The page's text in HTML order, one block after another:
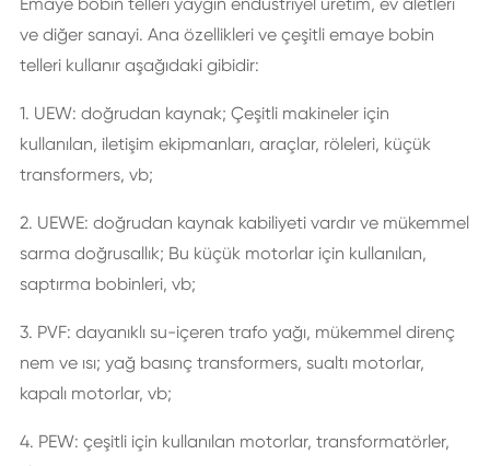
ve diğer sanayi. Ana özellikleri ve çeşitli emaye bobin
telleri kullanır aşağıdaki gibidir:
1. UEW: doğrudan kaynak; Çeşitli makineler için
kullanılan, iletişim ekipmanları, araçlar, röleleri, küçük
transformers, vb;
2. UEWE: doğrudan kaynak kabiliyeti vardır ve mükemmel
sarma doğrusallık; Bu küçük motorlar için kullanılan,
saptırma bobinleri, vb;
3. PVF: dayanıklı su-içeren trafo yağı, mükemmel direnç
nem ve ısı; yağ basınç transformers, sualtı motorlar,
kapalı motorlar, vb;
4. PEW: çeşitli için kullanılan motorlar, transformatörler,